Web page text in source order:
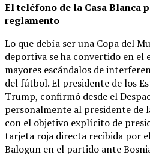
El teléfono de la Casa Blanca
reglamento
Lo que debía ser una Copa del
deportiva se ha convertido en el
mayores escándalos de
del fútbol. El presidente de los
Trump, confirmó desde el
personalmente al presidente de
con el objetivo explícito de
tarjeta roja directa recibida por
Balogun en el partido ante